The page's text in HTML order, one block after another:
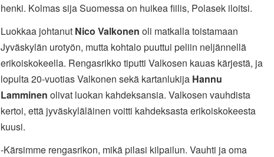
henki. Kolmas sija Suomessa on huikea fiilis, Polasek iloitsi.
Luokkaa johtanut Nico Valkonen oli matkalla toistamaan
Jyväskylän urotyön, mutta kohtalo puuttui peliin neljännellä
erikoiskokeella. Rengasrikko tiputti Valkosen kauas kärjestä, ja
lopulta 20-vuotias Valkonen sekä kartanlukija Hannu
Lamminen olivat luokan kahdeksansia. Valkosen vauhdista
kertoi, että jyväskyläläinen voitti kahdeksasta erikoiskokeesta
kuusi.
-Kärsimme rengasrikon, mikä pilasi kilpailun. Vauhti ja oma